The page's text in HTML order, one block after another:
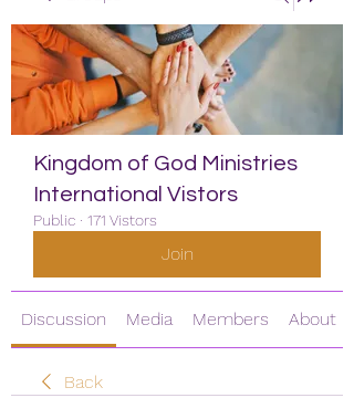
Kingdom of God Ministries
International Vistors
Public · 171 Vistors
Join
Discussion Media Members About
Back